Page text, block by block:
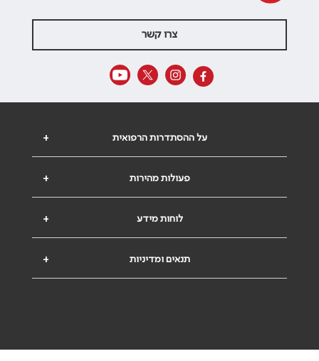
צרו קשר
+ על ההסתדרות הרפואית
+ פעולות מהירות
+ לוחות מידע
+ תנאים ומדיניות